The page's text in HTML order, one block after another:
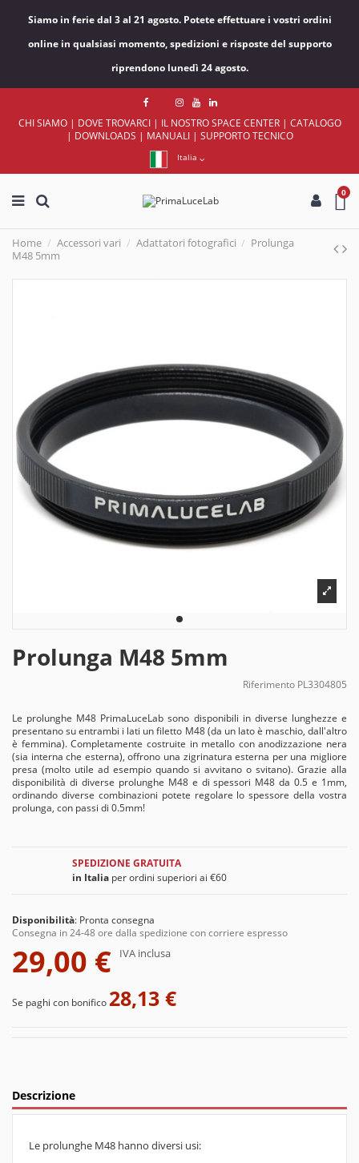
Siamo in ferie dal 3 al 21 agosto. Potete effettuare i vostri ordini
online in qualsiasi momento, spedizioni e risposte del supporto
riprendono lunedì 24 agosto.
CHI SIAMO| DOVE TROVARCI| IL NOSTRO SPACE CENTER| CATALOGO
| DOWNLOADS | MANUALI| SUPPORTO TECNICO
Italia
0
Home Accessori vari Adattatori fotografici
Prolunga
M48 5mm
Prolunga M48 5mm
Riferimento PL3304805
Le prolunghe M48 PrimaLuceLab sono disponibili in diverse lunghezze e
presentano su entrambi i lati un filetto M48 (da un lato è maschio, dall'altro
è femmina). Completamente costruite in metallo con anodizzazione nera
(sia interna che esterna), offrono una zigrinatura esterna per una migliore
presa (molto utile ad esempio quando si avvitano o svitano). Grazie alla
disponibilità di diverse prolunghe M48 e di spessori M48 da 0.5 e 1mm,
ordinando diverse combinazioni potete regolare lo spessore della vostra
prolunga, con passi di 0.5mm!
SPEDIZIONE GRATUITA
in Italiaper ordini superiori ai €60
Disponibilità: Pronta consegna
Consegna in 24-48 ore dalla spedizione con corriere espresso
29,00 € IVA inclusa
Se paghi con bonifico 28,13 €
Descrizione
Le prolunghe M48 hanno diversi usi: